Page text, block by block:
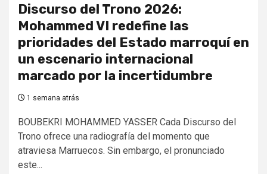
Discurso del Trono 2026:
Mohammed VI redefine las
prioridades del Estado marroquí en
un escenario internacional
marcado por la incertidumbre
1 semana atrás
BOUBEKRI MOHAMMED YASSER Cada Discurso del
Trono ofrece una radiografía del momento que
atraviesa Marruecos. Sin embargo, el pronunciado
este...